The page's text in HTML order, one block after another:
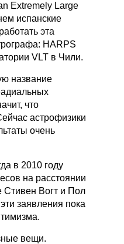
Extremely Large
испанские
эта
HARPS
VLT в Чили.
название
что
астрофизики
очень
в 2010 году
на расстоянии
Стивен Вогт и Пол
заявления пока
вещи.